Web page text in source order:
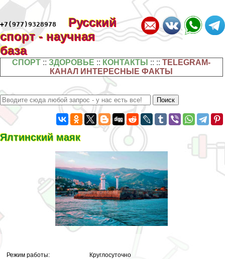
+7(977)9328978
Русский
спорт - научная
база
СПОРТ ::ЗДОРОВЬЕ :: КОНТАКТЫ :: ::TELEGRAM-
КАНАЛ ИНТЕРЕСНЫЕ ФАКТЫ
Ялтинский маяк
Режим работы:
Круглосуточно